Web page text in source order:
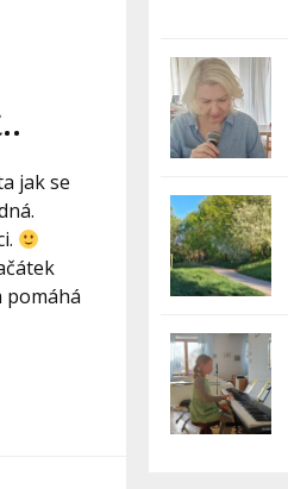
jak se
pomáhá